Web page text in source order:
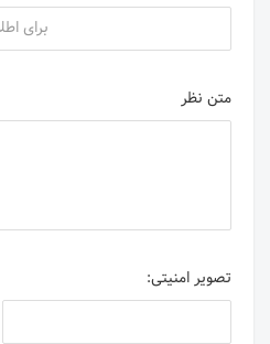
متن نظر
تصویر امنیتی: